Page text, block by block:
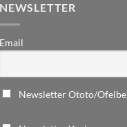
NEWSLETTER
Email
Newsletter Ototo/Ofelbe